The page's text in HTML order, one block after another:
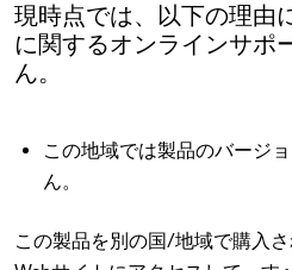
現時点では、以下の理由
に関するオンラインサポ
ん。
この地域では製品のバージ
ん。
この製品を別の国/地域で購入